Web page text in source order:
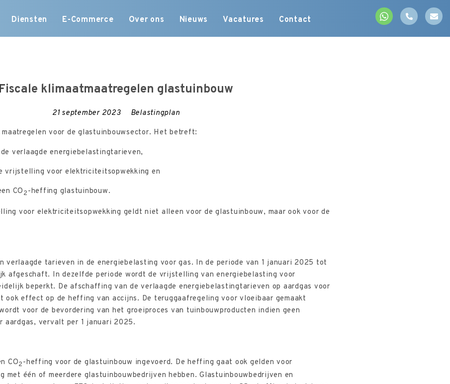
Skip
content
Diensten E-Commerce Over ons Nieuws Vacatures Contact
Fiscale klimaatmaatregelen glastuinbouw
21 september 2023 Belastingplan
voor de glastuinbouwsector. Het betreft:
verlaagde energiebelastingtarieven,
vrijstelling voor elektriciteitsopwekking en
CO2-heffing glastuinbouw.
voor elektriciteitsopwekking geldt niet alleen voor de glastuinbouw, maar ook voor de
verlaagde tarieven in de energiebelasting voor gas. In de periode van 1 januari 2025 tot
afgeschaft. In dezelfde periode wordt de vrijstelling van energiebelasting voor
beperkt. De afschaffing van de verlaagde energiebelastingtarieven op aardgas voor
ook effect op de heffing van accijns. De teruggaafregeling voor vloeibaar gemaakt
voor de bevordering van het groeiproces van tuinbouwproducten indien geen
aardgas, vervalt per 1 januari 2025.
CO2-heffing voor de glastuinbouw ingevoerd. De heffing gaat ook gelden voor
met één of meerdere glastuinbouwbedrijven hebben. Glastuinbouwbedrijven en